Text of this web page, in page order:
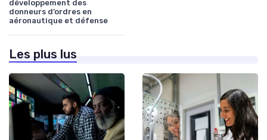
développement des
donneurs d’ordres en
aéronautique et défense
Les plus lus